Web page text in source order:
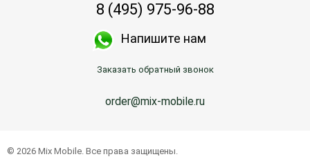
8 (495) 975-96-88
Напишите нам
Заказать обратный звонок
order@mix-mobile.ru
© 2026 Mix Mobile. Все права защищены.